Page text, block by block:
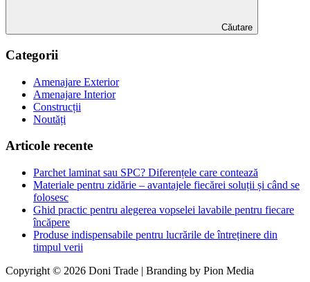
Căutare
Categorii
Amenajare Exterior
Amenajare Interior
Construcții
Noutăți
Articole recente
Parchet laminat sau SPC? Diferențele care contează
Materiale pentru zidărie – avantajele fiecărei soluții și când se
folosesc
Ghid practic pentru alegerea vopselei lavabile pentru fiecare
încăpere
Produse indispensabile pentru lucrările de întreținere din
timpul verii
Copyright © 2026 Doni Trade | Branding by Pion Media